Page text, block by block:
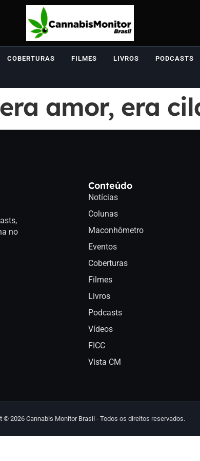
COBERTURAS FILMES LIVROS PODCASTS
amor, era
no
Conteúdo
Notícias
Colunas
Maconhômetro
Eventos
Coberturas
Filmes
Livros
Podcasts
Vídeos
FICC
Vista CM
© 2026 Cannabis Monitor Brasil - Todos os direitos reservados.